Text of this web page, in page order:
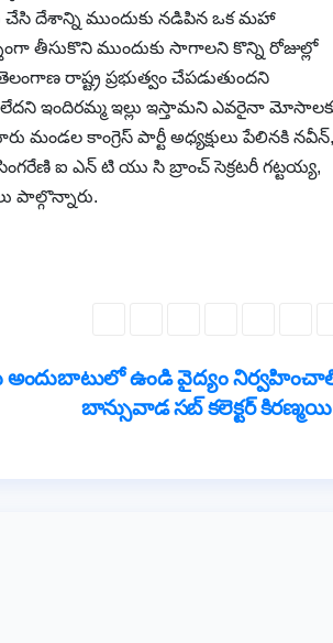
చేసి దేశాన్ని ముందుకు నడిపిన ఒక మహా
తీసుకొని ముందుకు సాగాలని కొన్ని రోజుల్లో
రాష్ట్ర ప్రభుత్వం చేపడుతుందని
ఇందిరమ్మ ఇల్లు ఇస్తామని ఎవరైనా
కాంగ్రెస్ పార్టీ అధ్యక్షులు పేలినకి నవీన్,
ఐ ఎన్ టి యు సి బ్రాంచ్ సెక్రటరీ గట్టయ్య,
పాల్గొన్నారు.
అందుబాటులో ఉండి వైద్యం
బాన్సువాడ సబ్ కలెక్టర్